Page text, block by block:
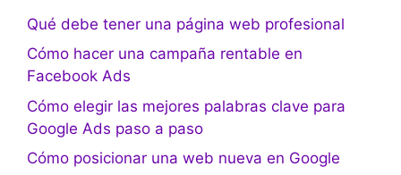
Qué debe tener una página web profesional
Cómo hacer una campaña rentable en
Facebook Ads
Cómo elegir las mejores palabras clave para
Google Ads paso a paso
Cómo posicionar una web nueva en Google